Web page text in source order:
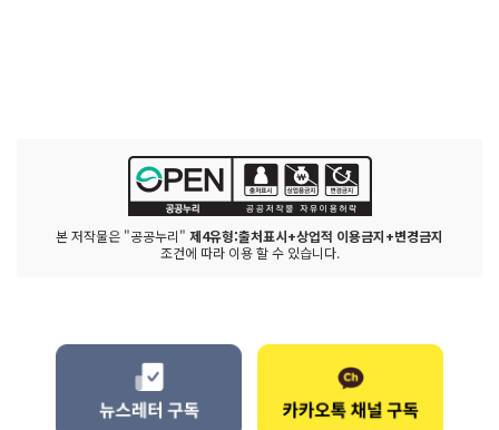
본 저작물은 "공공누리" 제4유형:출처표시+상업적 이용금지+변경금지
조건에 따라 이용 할 수 있습니다.